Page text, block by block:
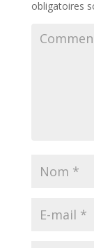
obligatoires